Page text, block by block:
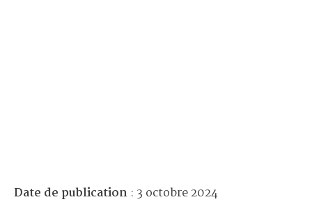
Date de publication : 3 octobre 2024